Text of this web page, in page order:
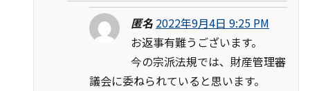
匿名 2022年9月4日 9:25 PM
お返事有難うございます。
今の宗派法規では、財産管理審
議会に委ねられていると思います。